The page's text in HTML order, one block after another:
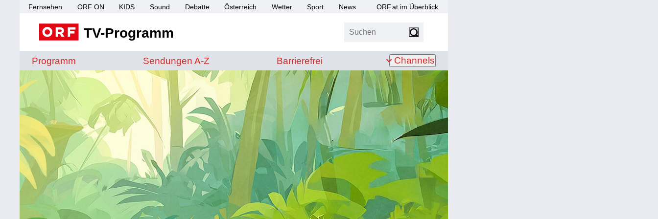
Fernsehen ORF ON KIDS Sound Debatte Österreich Wetter Sport News ORF.at im Überblick
TV-Programm Suchen
Programm Sendungen von A bis Z
Sendungen A-Z Barrierefrei
Barrierefrei Channels